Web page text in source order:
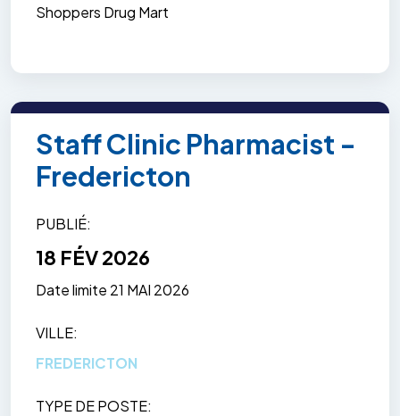
Shoppers Drug Mart
Staff Clinic Pharmacist -
Fredericton
PUBLIÉ
18 FÉV 2026
Date limite 21 MAI 2026
VILLE
FREDERICTON
TYPE DE POSTE